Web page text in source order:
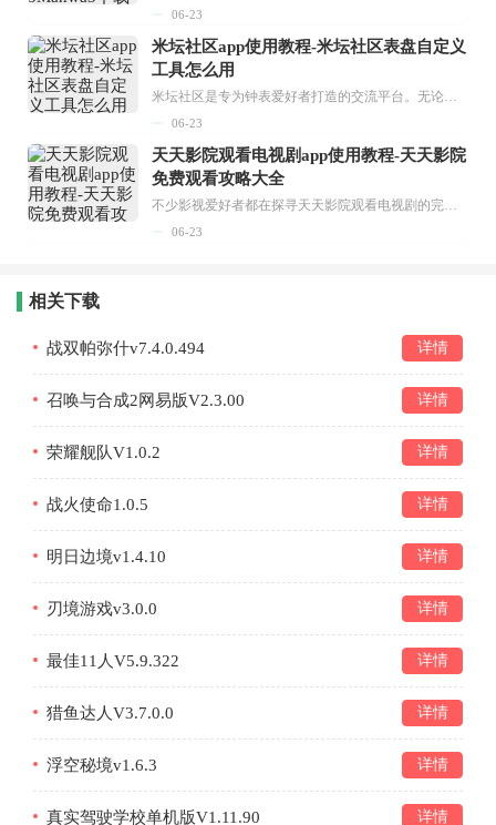
06-23
米坛社区app使用教程-米坛社区表盘自定义
工具怎么用
米坛社区是专为钟表爱好者打造的交流平台。无论你是初涉钟表领域的普通爱好者，还是拥有多年收藏经验的资深玩家，都能在此找到属于自己的天地。 无需注册，就能轻松参与其中。通过专业的讨论论坛与丰富的交互功能，你可与世界各地的钟表爱好者畅快交流。若你钟情于钟表，米坛社区无疑是值得一试的理想之选。在这里，你能获取最新的手表资讯，交流见解，提升鉴赏品味，让每一块手表都成为收藏故事中重要的一部分。感兴趣的朋友，不要错过下载机会。...
06-23
天天影院观看电视剧app使用教程-天天影院
免费观看攻略大全
不少影视爱好者都在探寻天天影院观看电视剧的完整方法，结合最新平台使用规则，本篇新手入门攻略全面讲解观看渠道、检索流程、播放设置以及画面模式调整等实用内容。全文适配手机、电脑等主流设备，步骤简洁易懂，无论是初次使用的新手，还是想要优化观影体验的用户，都能参照内容快速上手，熟练掌握平台各项操作技巧，轻松畅享影视内容。...
06-23
相关下载
战双帕弥什v7.4.0.494 详情
召唤与合成2网易版V2.3.00 详情
荣耀舰队V1.0.2 详情
战火使命1.0.5 详情
明日边境v1.4.10 详情
刃境游戏v3.0.0 详情
最佳11人V5.9.322 详情
猎鱼达人V3.7.0.0 详情
浮空秘境v1.6.3 详情
真实驾驶学校单机版V1.11.90 详情